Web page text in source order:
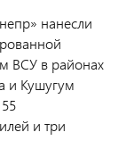
нанесли
ВСУ в районах
и Кушугум
и три